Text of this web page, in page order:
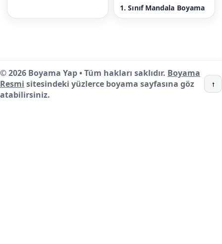
1. Sınıf Mandala Boyama
© 2026 Boyama Yap • Tüm hakları saklıdır. Boyama
Resmi sitesindeki yüzlerce boyama sayfasına göz
atabilirsiniz.
↑